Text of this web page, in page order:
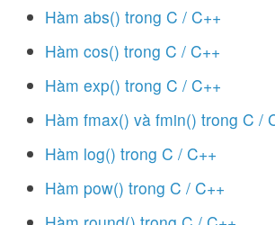
Hàm abs() trong C / C++
Hàm cos() trong C / C++
Hàm exp() trong C / C++
Hàm fmax() và fmin() trong C /
Hàm log() trong C / C++
Hàm pow() trong C / C++